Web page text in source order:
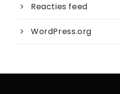
Reacties feed
WordPress.org